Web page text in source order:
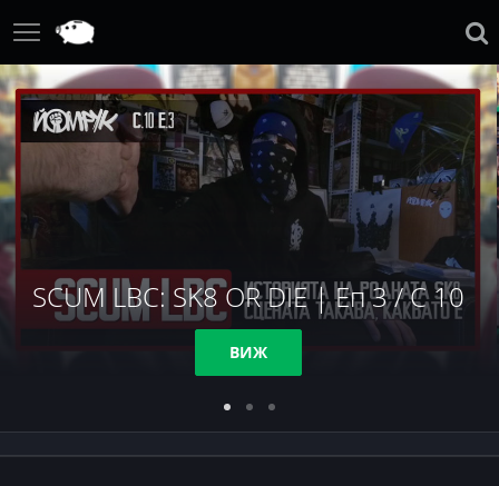
SCUM LBC: SK8 OR DIE | Еп 3 / С 10
ВИЖ